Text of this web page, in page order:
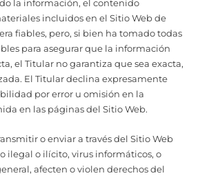
la información, el contenido
incluidos en el Sitio Web de
fiables, pero, si bien ha tomado todas
para asegurar que la información
el Titular no garantiza que sea exacta,
El Titular declina expresamente
por error u omisión en la
en las páginas del Sitio Web.
o enviar a través del Sitio Web
ilegal o ilícito, virus informáticos, o
afecten o violen derechos del